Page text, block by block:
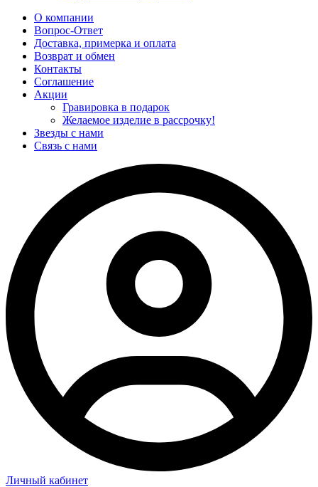
О компании
Вопрос-Ответ
Доставка, примерка и оплата
Возврат и обмен
Контакты
Соглашение
Акции
Гравировка в подарок
Желаемое изделие в рассрочку!
Звезды с нами
Связь с нами
Личный кабинет